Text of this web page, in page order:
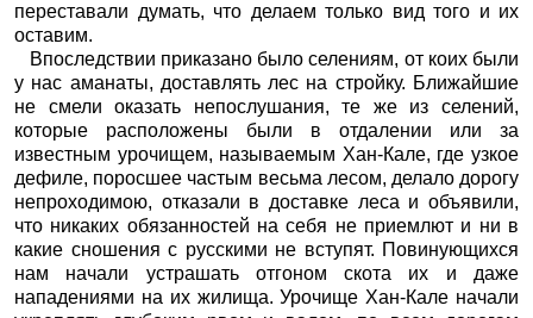
переставали думать, что делаем только вид того и их
оставим.
Впоследствии приказано было селениям, от коих были
у нас аманаты, доставлять лес на стройку. Ближайшие
не смели оказать непослушания, те же из селений,
которые расположены были в отдалении или за
известным урочищем, называемым Хан-Кале, где узкое
дефиле, поросшее частым весьма лесом, делало дорогу
непроходимою, отказали в доставке леса и объявили,
что никаких обязанностей на себя не приемлют и ни в
какие сношения с русскими не вступят. Повинующихся
нам начали устрашать отгоном скота их и даже
нападениями на их жилища. Урочище Хан-Кале начали